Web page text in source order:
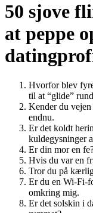
50 sjove
at peppe
Hvorfor blev
til at “glide”
Kender du
endnu.
Er det koldt
kuldegysninger
Er din mor en
Hvis du var en
Tror du på
Er du en Wi-Fi-
omkring mig.
Er det solskin i